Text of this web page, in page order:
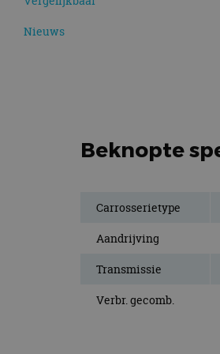
Nieuws
Beknopte
Carrosserietype
Aandrijving
Transmissie
Verbr. gecomb.